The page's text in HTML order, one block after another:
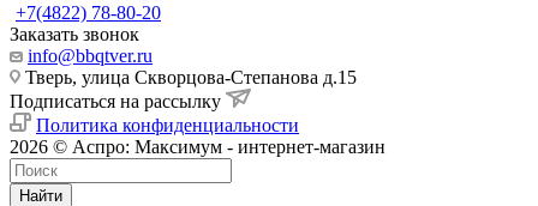
+7(4822) 78-80-20
Заказать звонок
info@bbqtver.ru
Тверь, улица Скворцова-Степанова д.15
Подписаться на рассылку
Политика конфиденциальности
2026 © Аспро: Максимум - интернет-магазин
Найти